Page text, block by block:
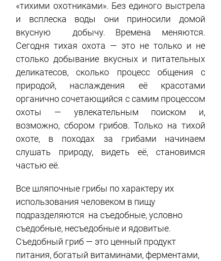
«тихими охотниками». Без единого выстрела
и всплеска воды они приносили домой
вкусную добычу. Времена меняются.
Сегодня тихая охота — это не только и не
столько добывание вкусных и питательных
деликатесов, сколько процесс общения с
природой, наслаждения её красотами
органично сочетающийся с самим процессом
охоты — увлекательным поиском и,
возможно, сбором грибов. Только на тихой
охоте, в походах за грибами начинаем
слушать природу, видеть её, становимся
частью её.
Все шляпочные грибы по характеру их
использования человеком в пищу
подразделяются на съедобные, условно
съедобные, несъедобные и ядовитые.
Съедобный гриб — это ценный продукт
питания, богатый витаминами, ферментами,